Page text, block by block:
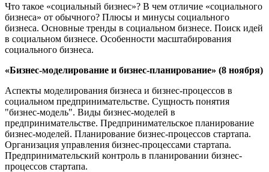
Что такое «социальный бизнес»? В чем отличие «социального
бизнеса» от обычного? Плюсы и минусы социального
бизнеса. Основные тренды в социальном бизнесе. Поиск идей
в социальном бизнесе. Особенности масштабирования
социального бизнеса.
«Бизнес-моделирование и бизнес-планирование» (8 ноября)
Аспекты моделирования бизнеса и бизнес-процессов в
социальном предпринимательстве. Сущность понятия
"бизнес-модель". Виды бизнес-моделей в
предпринимательстве. Предпринимательское планирование
бизнес-моделей. Планирование бизнес-процессов стартапа.
Организация управления бизнес-процессами стартапа.
Предпринимательский контроль в планировании бизнес-
процессов стартапа.